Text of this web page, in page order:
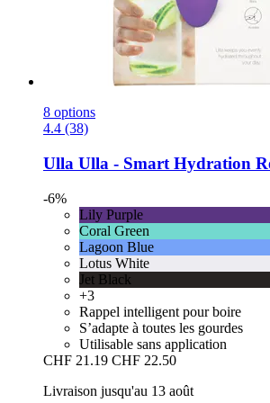
8 options
4.4 (38)
Ulla Ulla -​ Smart Hydration
-6%
Lily Purple
Coral Green
Lagoon Blue
Lotus White
Jet Black
+3
Rappel intelligent pour boire
S’adapte à toutes les gourdes
Utilisable sans application
CHF 21.19 CHF 22.50
Livraison jusqu'au 13 août